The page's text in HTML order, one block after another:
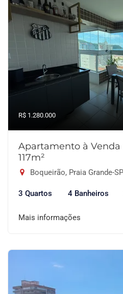
R$ 1.280.000
Apartamento à Venda
117m²
Boqueirão, Praia Grande-SP
3 Quartos 4 Banheiros
Mais informações